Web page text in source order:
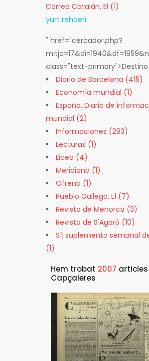
Correo Catalán, El (1)
yurt rehberi
" href="cercador.php?
class="text-primary">Destino
Diario de Barcelona (415)
Economía mundial (1)
España. Diario de
mundial (2)
Informaciones (283)
Lecturas (1)
Liceo (4)
Meridiano (1)
Ofrena (1)
Pueblo Gallego, El (7)
Revista de Menorca (3)
Revista de S'Agaró (10)
Sí: suplemento semanal
(1)
Hem trobat 2007
Capçaleres